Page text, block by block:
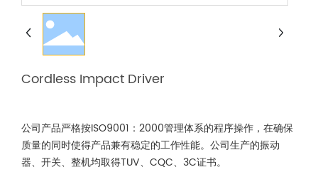
Cordless Impact Driver
公司产品严格按ISO9001：2000管理体系的程序操作，在确保
质量的同时使得产品兼有稳定的工作性能。公司生产的振动
器、开关、整机均取得TUV、CQC、3C证书。